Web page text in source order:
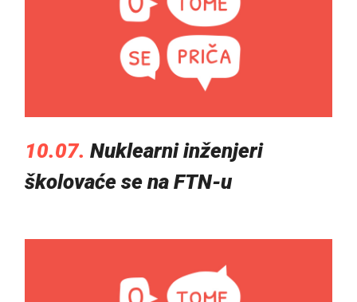
10.07. Nuklearni inženjeri
školovaće se na FTN-u